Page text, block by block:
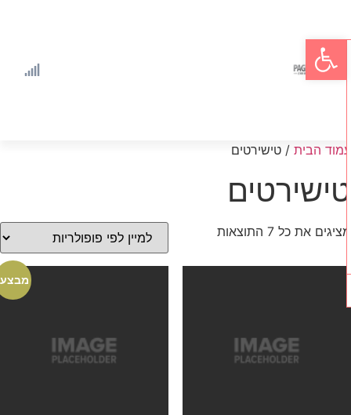
פתח סרגל נגישות
הבית/ טישירטים
את כל ⁦7⁩ התוצאות
מבצע!